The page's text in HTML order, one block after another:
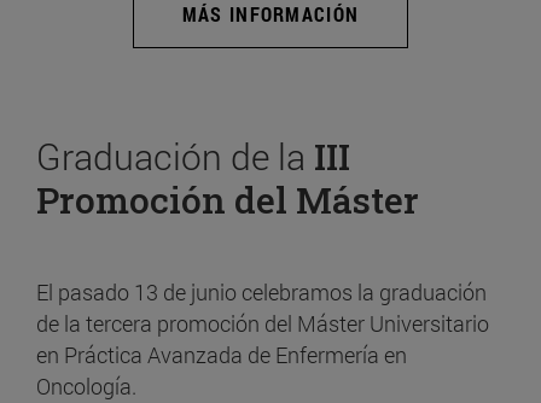
MÁS INFORMACIÓN
Graduación de la III
Promoción del Máster
El pasado 13 de junio celebramos la graduación
de la tercera promoción del Máster Universitario
en Práctica Avanzada de Enfermería en
Oncología.